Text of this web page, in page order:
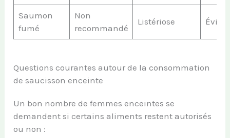
Saumon
fumé
Non
recommandé
Listériose Éviter
Questions courantes autour de la consommation
de saucisson enceinte
Un bon nombre de femmes enceintes se
demandent si certains aliments restent autorisés
ou non :